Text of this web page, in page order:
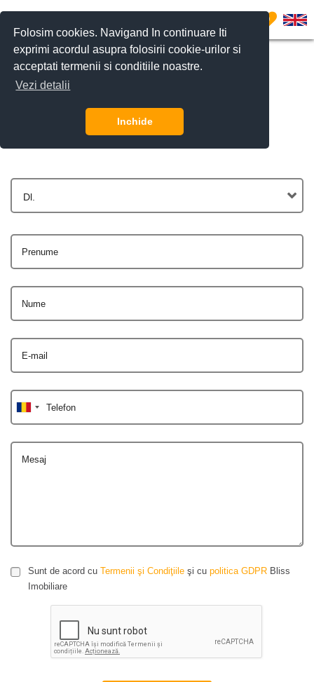
Folosim cookies. Navigand In continuare Iti
exprimi acordul asupra folosirii cookie-urilor si
acceptati termenii si conditiile noastre.
Vezi detalii
Inchide
0
Contactează-ne
Dl.
Prenume
Nume
E-mail
Telefon
Mesaj
Sunt de acord cu Termenii şi Condiţiile şi cu politica GDPR Bliss
Imobiliare